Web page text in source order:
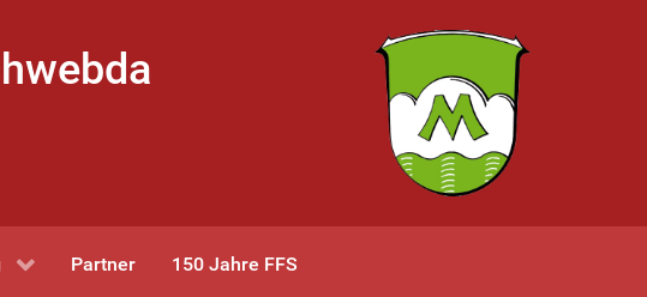
Partner 150 Jahre FFS